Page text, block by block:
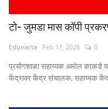
टो- जुमडा मास कॉपी
Eduvarta Feb 17, 2026 0
प्रयोगशाळा सहाय्यक अमोल काकडे
केंद्रावर केंद्र संचालक, सहाय्यक